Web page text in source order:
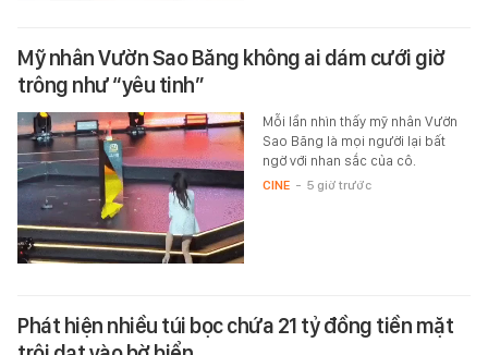
Mỹ nhân Vườn Sao Băng không ai dám cưới giờ
trông như “yêu tinh”
Mỗi lần nhìn thấy mỹ nhân Vườn
Sao Băng là mọi người lại bất
ngờ với nhan sắc của cô.
CINE - 5 giờ trước
Phát hiện nhiều túi bọc chứa 21 tỷ đồng tiền mặt